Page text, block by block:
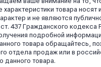
товара носят
и не являются
437 Гражданского кодекса
подробной
товара обращайтесь,
отдела продаж или в
данного товара.